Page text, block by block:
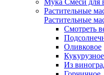
Мука Смеси для
Растительные
Растительные
Смотреть
Оливковое
Кукурузное
Из